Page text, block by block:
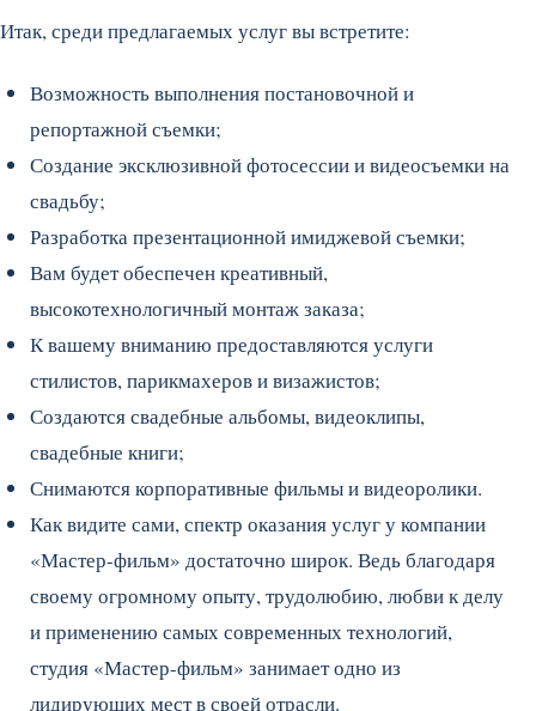
Итак, среди предлагаемых услуг вы встретите:
Возможность выполнения постановочной и
репортажной съемки;
Создание эксклюзивной фотосессии и видеосъемки на
свадьбу;
Разработка презентационной имиджевой съемки;
Вам будет обеспечен креативный,
высокотехнологичный монтаж заказа;
К вашему вниманию предоставляются услуги
стилистов, парикмахеров и визажистов;
Создаются свадебные альбомы, видеоклипы,
свадебные книги;
Снимаются корпоративные фильмы и видеоролики.
Как видите сами, спектр оказания услуг у компании
«Мастер-фильм» достаточно широк. Ведь благодаря
своему огромному опыту, трудолюбию, любви к делу
и применению самых современных технологий,
студия «Мастер-фильм» занимает одно из
лидирующих мест в своей отрасли.